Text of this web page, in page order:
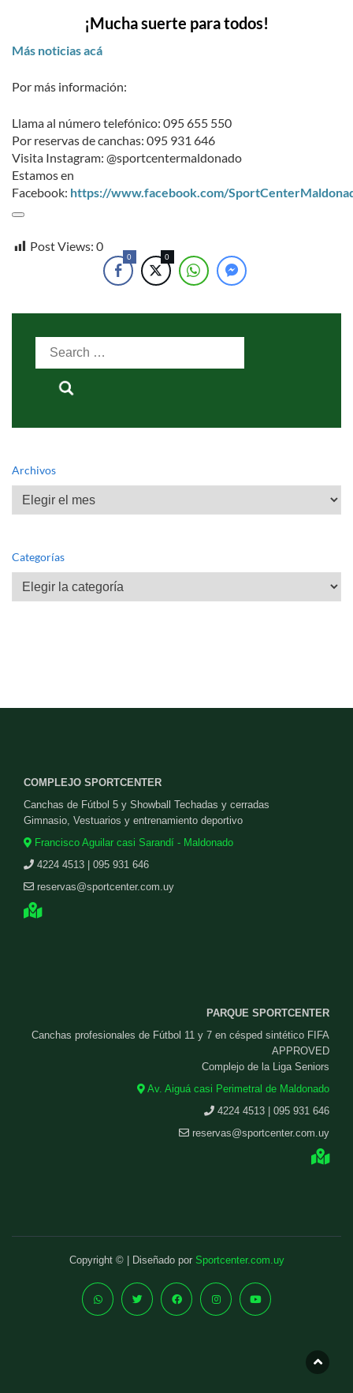
¡Mucha suerte para todos!
Más noticias acá
Por más información:
Llama al número telefónico: 095 655 550
Por reservas de canchas: 095 931 646
Visita Instagram: @sportcentermaldonado
Estamos en
Facebook: https://www.facebook.com/
Post Views: 0
0 0
Search
Archivos
Archivos
Categorías
Categorías
COMPLEJO SPORTCENTER
Canchas de Fútbol 5 y Showball Techadas y cerradas
Gimnasio, Vestuarios y entrenamiento deportivo
Francisco Aguilar casi Sarandí - Maldonado
4224 4513 | 095 931 646
reservas@sportcenter.com.uy
PARQUE SPORTCENTER
Canchas profesionales de Fútbol 11 y 7 en césped sintético FIFA
APPROVED
Complejo de la Liga Seniors
Av. Aiguá casi Perimetral de Maldonado
4224 4513 | 095 931 646
reservas@sportcenter.com.uy
Copyright © | Diseñado por Sportcenter.com.uy